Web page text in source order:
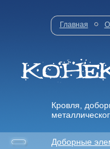
Главная О
Кровля,
Доборные